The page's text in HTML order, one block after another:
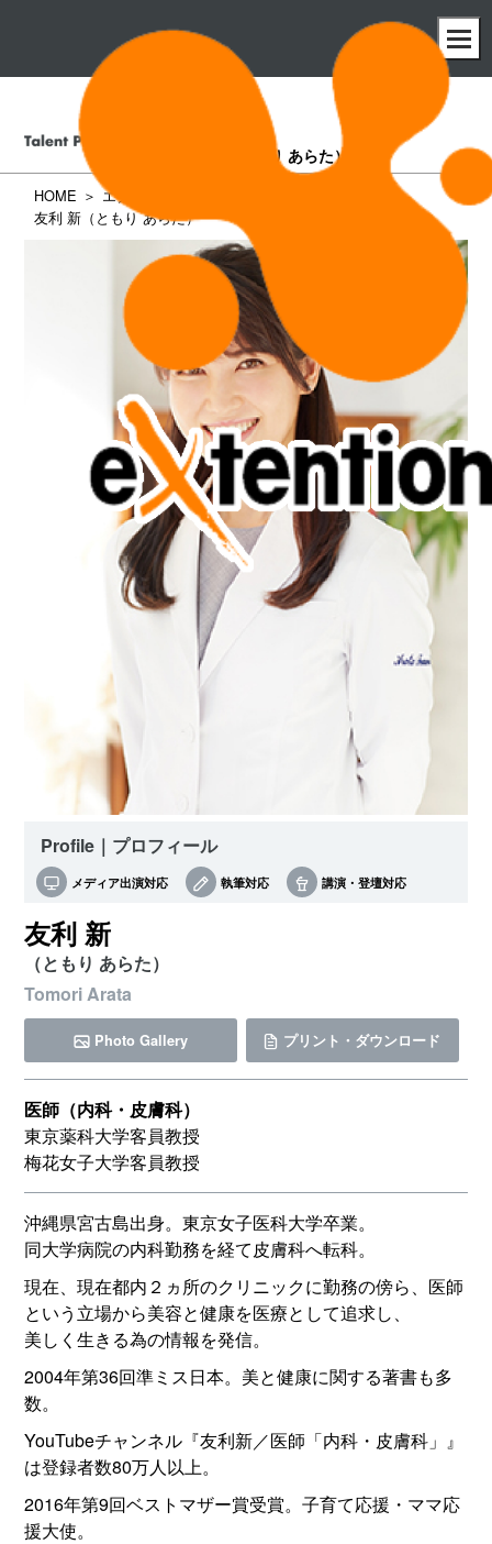
（ともり あらた）
HOME
エクステンション所属タレント一覧
友利 新（ともり あらた）
Profile｜プロフィール
メディア出演対応 執筆対応 講演・登壇対応
友利 新
（ともり あらた）
Tomori Arata
Photo Gallery プリント・ダウンロード
医師（内科・皮膚科）
東京薬科大学客員教授
梅花女子大学客員教授
沖縄県宮古島出身。東京女子医科大学卒業。
同大学病院の内科勤務を経て皮膚科へ転科。
現在、現在都内２ヵ所のクリニックに勤務の傍ら、医師
という立場から美容と健康を医療として追求し、
美しく生きる為の情報を発信。
2004年第36回準ミス日本。美と健康に関する著書も多
数。
YouTubeチャンネル『友利新／医師「内科・皮膚科」』
は登録者数80万人以上。
2016年第9回ベストマザー賞受賞。子育て応援・ママ応
援大使。